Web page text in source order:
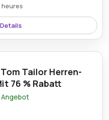
von Mavi und sichern
von 78 % auf
Tailor Herren-
76 % Rabatt